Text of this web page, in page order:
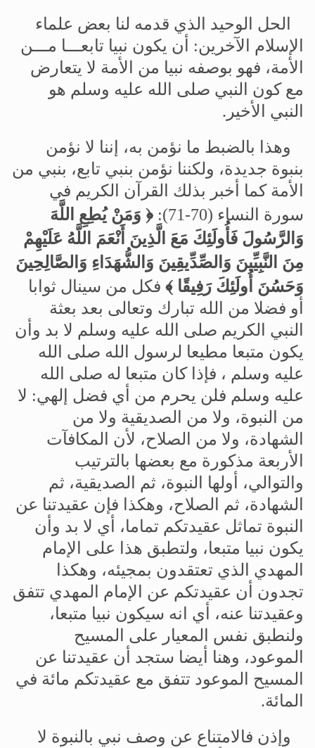
الحل
الوحيد الذي قدمه لنا بعض علماء
الإسلام
الآخرين: أن يكون نبيا تابعـــا مـــن
الأمة، فهو بوصفه نبيا من الأمة لا يتعارض
مع كون النبي صلى الله عليه وسلم هو
النبي
الأخير .
وهذا
بالضبط ما نؤمن به، إننا لا نؤمن
بنبوة جديدة، ولكننا نؤمن بنبي تابع، بنبي من
الأمة كما أخبر بذلك القرآن الكريم في
سورة
النساء (70-71
):﴿ وَمَنْ يُطِعِ اللَّهَ
وَالرَّسُولَ فَأُولَئِكَ مَعَ الَّذِينَ أَنْعَمَ اللَّهُ عَلَيْهِمْ
مِنَ النَّبِيِّينَ وَالصِّدِّيقِينَ وَالشُّهَدَاءِ وَالصَّالِحِينَ
وَحَسُنَ أُولَئِكَ رَفِيقًا﴾ فكل من سينال ثوابا
أو فضلا من الله تبارك وتعالى بعد بعثة
النبي
الكريم صلى الله عليه وسلم لا بد وأن
يكون متبعا مطيعا لرسول الله صلى
الله
عليه وسلم ، فإذا كان متبعا له صلى
الله
عليه وسلم فلن يحرم من أي فضل إلهي: لا
من
النبوة، ولا من الصديقية ولا من
الشهادة، ولا من الصلاح، لأن
المكافآت
الأربعة مذكورة مع بعضها بالترتيب
والتوالي،
أولها النبوة، ثم الصديقية، ثم
الشهادة، ثم الصلاح، وهكذا فإن عقيدتنا عن
النبوة تماثل عقيدتكم تماما، أي لا بد وأن
يكون نبيا متبعا، ولتطبق هذا على
الإمام
المهدي
الذي تعتقدون بمجيئه، وهكذا
تجدون
أن عقيدتكم عن الإمام المهدي تتفق
وعقيدتنا عنه، أي انه سيكون نبيا متبعا،
ولنطبق نفس المعيار على
المسيح
الموعود، وهنا أيضا ستجد أن عقيدتنا عن
المسيح
الموعود تتفق مع عقيدتكم مائة في
المائة.
وإذن فالامتناع عن وصف نبي بالنبوة لا